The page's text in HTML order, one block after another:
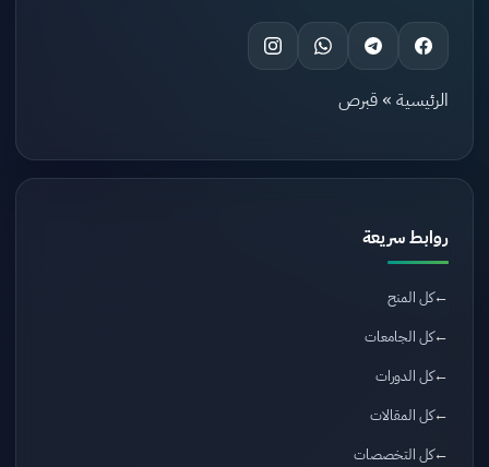
الرئيسية » قبرص
روابط سريعة
كل المنح
كل الجامعات
كل الدورات
كل المقالات
كل التخصصات